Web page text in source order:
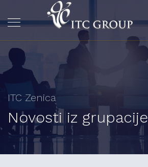
ITC Zenica
Novosti iz grupacije